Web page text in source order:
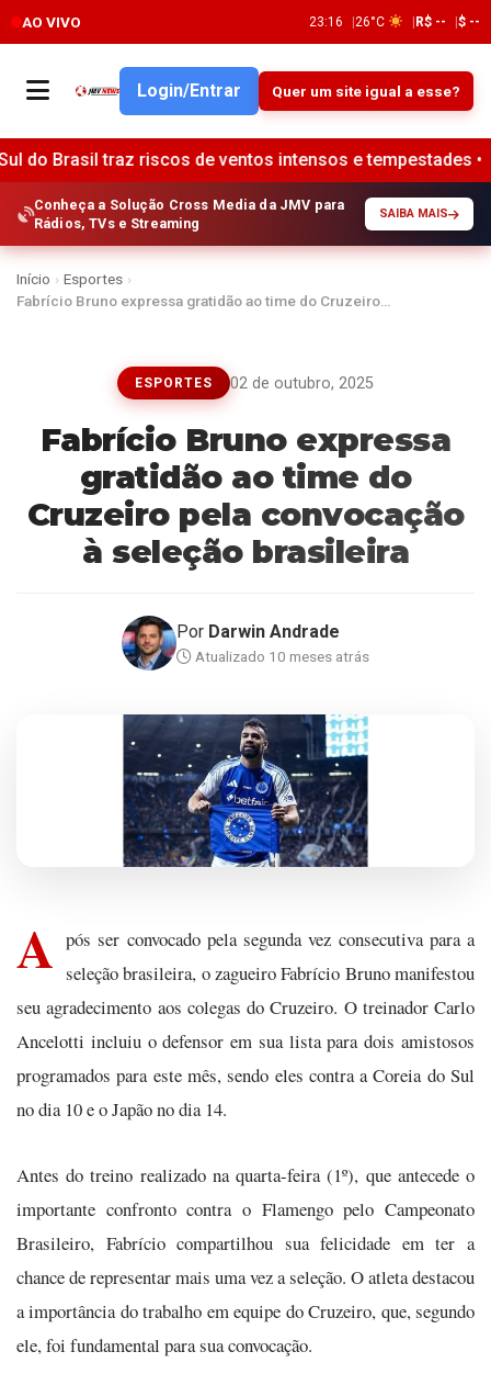
AO VIVO 23:16 26°C R$ -- $ --
Login/Entrar Quer um site igual a esse?
riscos de ventos intensos e tempestades • Santander
Conheça a Solução Cross Media da JMV para
Rádios, TVs e Streaming
SAIBA MAIS
Início › Esportes ›
Fabrício Bruno expressa gratidão ao time do Cruzeiro…
ESPORTES 02 de outubro, 2025
Fabrício Bruno expressa
gratidão ao time do
Cruzeiro pela convocação
à seleção brasileira
Por Darwin Andrade
Atualizado 10 meses atrás
A pós ser convocado pela segunda vez consecutiva para a
seleção brasileira, o zagueiro Fabrício Bruno manifestou
seu agradecimento aos colegas do Cruzeiro. O treinador Carlo
Ancelotti incluiu o defensor em sua lista para dois amistosos
programados para este mês, sendo eles contra a Coreia do Sul
no dia 10 e o Japão no dia 14.
Antes do treino realizado na quarta-feira (1º), que antecede o
importante confronto contra o Flamengo pelo Campeonato
Brasileiro, Fabrício compartilhou sua felicidade em ter a
chance de representar mais uma vez a seleção. O atleta destacou
a importância do trabalho em equipe do Cruzeiro, que, segundo
ele, foi fundamental para sua convocação.